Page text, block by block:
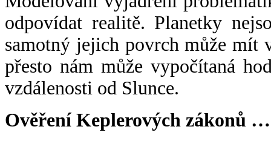
odpovídat realitě. Planetky
samotný jejich povrch může mít
přesto nám může vypočítaná
vzdálenosti od Slunce.
Ověření Keplerových zákonů …